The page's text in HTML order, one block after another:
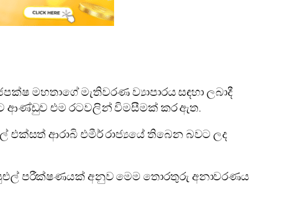
මහතාගේ මැතිවරණ ව්‍යාපාරය සඳහා ලබාදී
ආණ්‌ඩුව එම රටවලින් විමසීමක්‌ කර ඇත.
ආරාබි එමීර් රාජ්‍යයේ තිබෙන බවට ලද
පරීක්‌ෂණයක්‌ අනුව මෙම තොරතුරු අනාවරණය